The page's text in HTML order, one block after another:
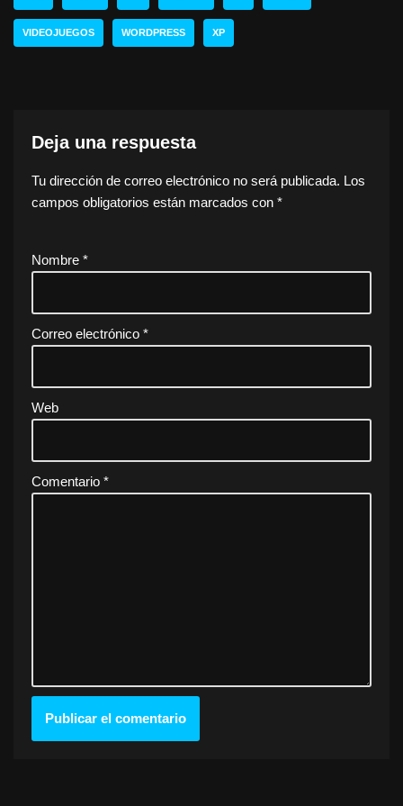
VIDEOJUEGOS WORDPRESS XP
Deja una respuesta
Tu dirección de correo electrónico no será publicada. Los
campos obligatorios están marcados con *
Nombre *
Correo electrónico *
Web
Comentario *